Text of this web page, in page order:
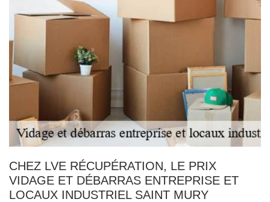
CHEZ LVE RÉCUPÉRATION, LE PRIX
VIDAGE ET DÉBARRAS ENTREPRISE ET
LOCAUX INDUSTRIEL SAINT MURY